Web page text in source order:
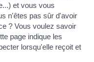
et vous vous
n'êtes pas sûr d'avoir
? Vous voulez savoir
page indique les
lorsqu'elle reçoit et